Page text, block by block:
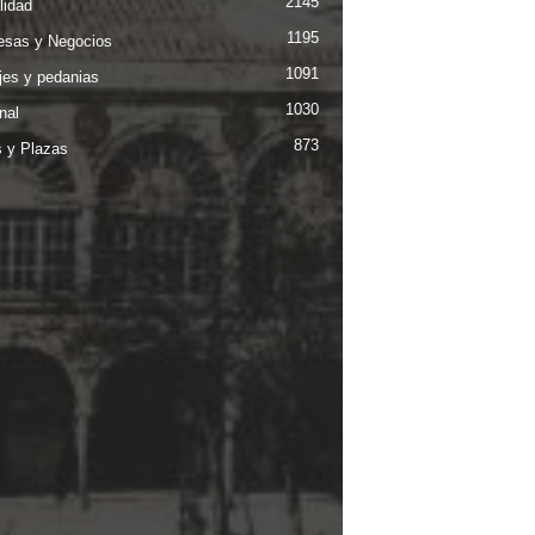
y Negocios 1195
y pedanias 1091
1030
y Plazas 873